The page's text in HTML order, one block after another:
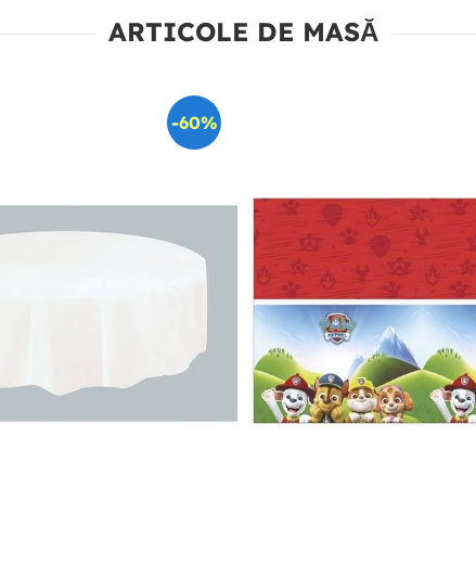
ARTICOLE DE MASĂ
-60%